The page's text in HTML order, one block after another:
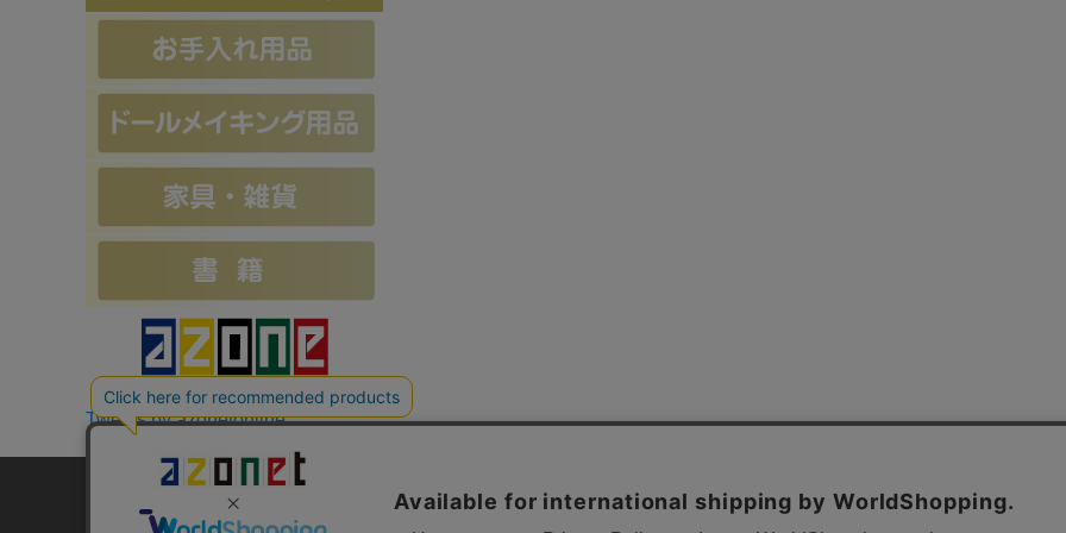
Tweets by azonetonline
お支払方法について よくあるご質問